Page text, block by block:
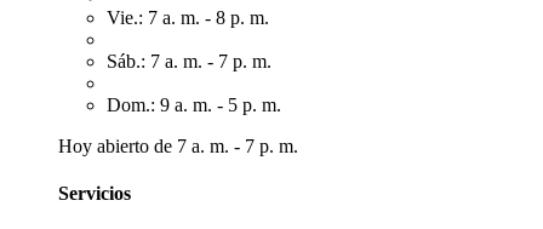
Vie.: 7 a. m. - 8 p. m.
Sáb.: 7 a. m. - 7 p. m.
Dom.: 9 a. m. - 5 p. m.
Hoy abierto de 7 a. m. - 7 p. m.
Servicios